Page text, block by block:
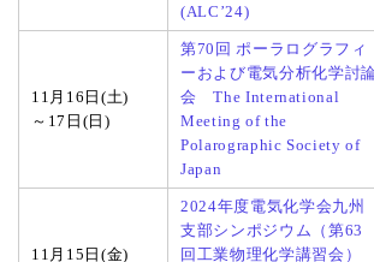
(ALC’24)
11月16日(土)
～17日(日)
第70回 ポーラログラフィ
ーおよび電気分析化学討
会 The International
Meeting of the
Polarographic Society of
Japan
11月15日(金)
2024年度電気化学会九州
支部シンポジウム（第63
回工業物理化学講習会）